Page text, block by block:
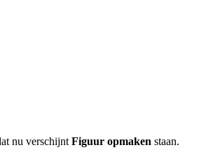
nu verschijnt Figuur opmaken staan.